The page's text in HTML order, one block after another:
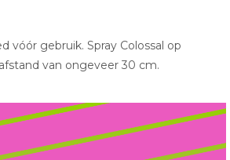
vóór gebruik. Spray Colossal op
van ongeveer 30 cm.